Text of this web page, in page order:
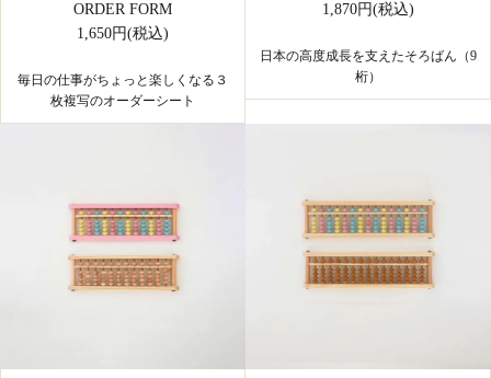
ORDER FORM
1,650円(税込)
毎日の仕事がちょっと楽しくなる３
枚複写のオーダーシート
1,870円(税込)
日本の高度成長を支えたそろばん（9
桁）